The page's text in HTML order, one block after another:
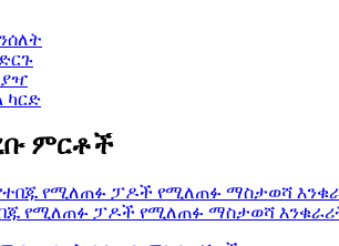
ካርድ
ምርቶች
የሚለጠፉ ፓዶች የሚለጠፉ ማስታወሻ